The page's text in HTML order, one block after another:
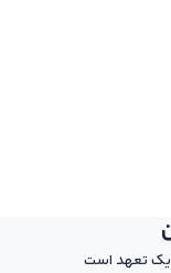
یک تعهد است